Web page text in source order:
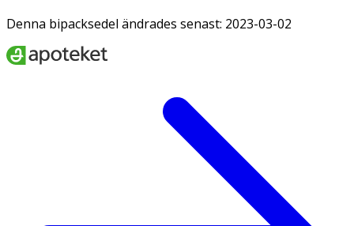
Denna bipacksedel ändrades senast: 2023-03-02